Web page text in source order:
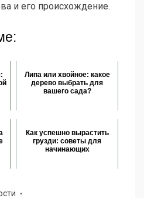
и его происхождение.
Липа или хвойное: какое
дерево выбрать для
вашего сада?
Как успешно вырастить
грузди: советы для
начинающих